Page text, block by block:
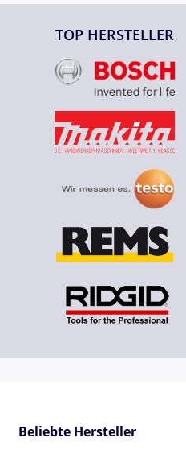
TOP HERSTELLER
Beliebte Hersteller